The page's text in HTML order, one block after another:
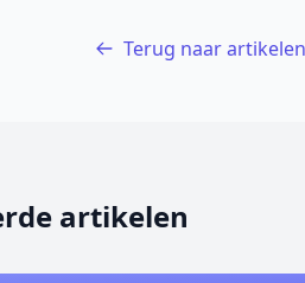
Terug naar artikelen
artikelen